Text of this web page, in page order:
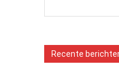
Recente